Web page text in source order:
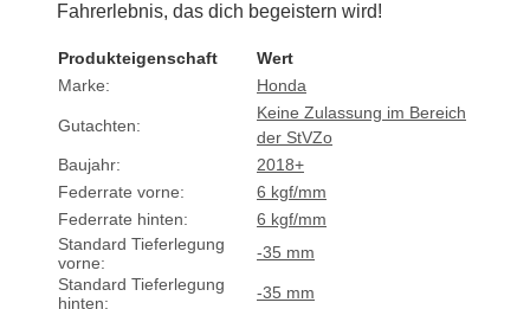
Fahrerlebnis, das dich begeistern wird!
Produkteigenschaft
Wert
Marke:
Honda
Gutachten:
Keine Zulassung im Bereich
der StVZo
Baujahr:
2018+
Federrate vorne:
6 kgf/mm
Federrate hinten:
6 kgf/mm
Standard Tieferlegung
vorne:
-35 mm
Standard Tieferlegung
hinten:
-35 mm